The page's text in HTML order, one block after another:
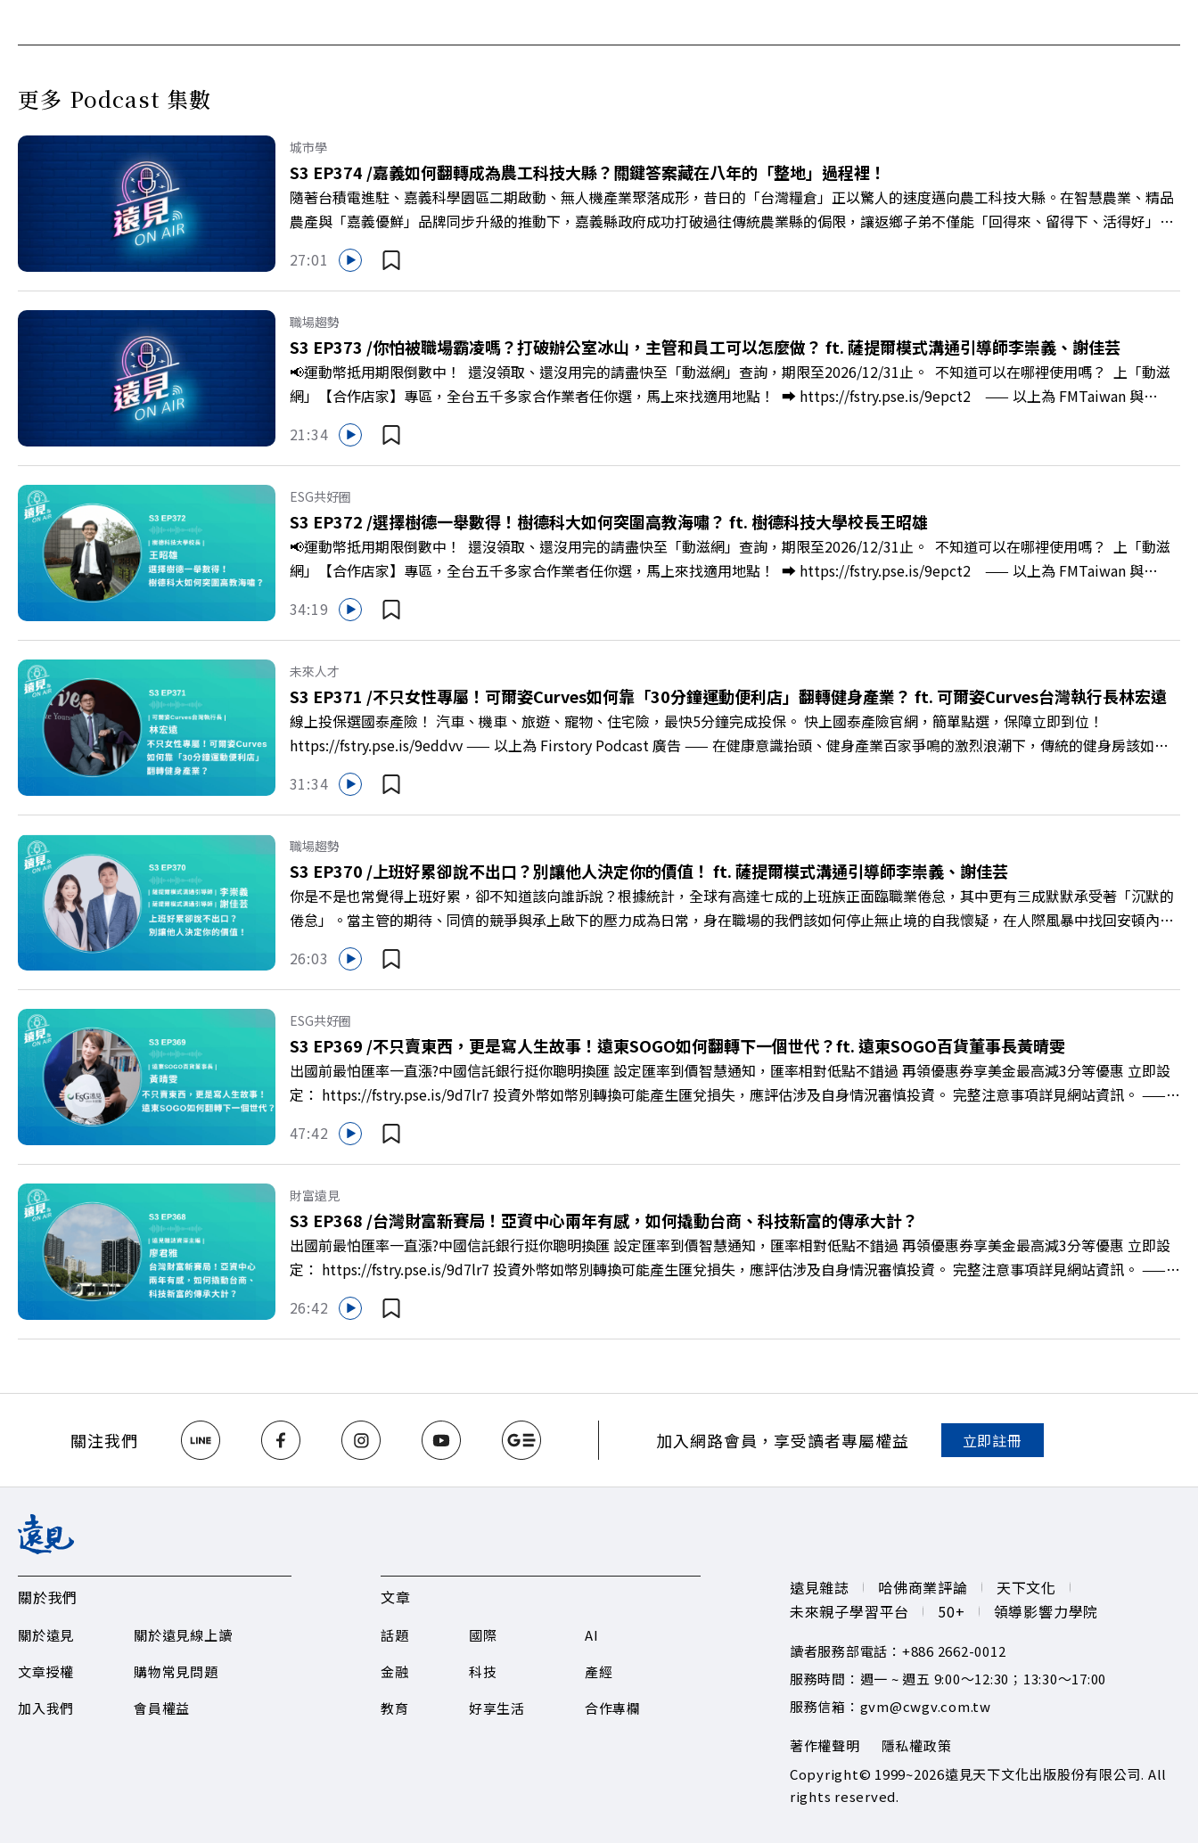
更多 Podcast 集數
城市學
S3 EP374 /嘉義如何翻轉成為農工科技大縣？關鍵答案藏在八年的「整地」過程裡！
隨著台積電進駐、嘉義科學園區二期啟動、無人機產業聚落成形，昔日的「台灣糧倉」正以驚人的速度邁向農工科技大縣。在智慧農業、精品
農產與「嘉義優鮮」品牌同步升級的推動下，嘉義縣政府成功打破過往傳統農業縣的侷限，讓返鄉子弟不僅能「回得來、留得下、活得好」，
更為地方累積迎向黃金十年的發展動能。 本集《遠見ON AIR》邀請嘉義縣長翁章梁、立法委員蔡易餘、財信傳媒集團董事長謝金河、紙風車
劇團創辦人李永豐、以及嘉義縣人力發展所所長許喻理。帶你深入剖析《嘉義被看見了》書中收錄的八年轉型故事，讀懂這段洗天換地的歷
程，並共同看見下一個黃金十年的發展藍圖！ 🔺翁章梁縣長如何攜手團隊，在大牌林立的科技版圖中搶先卡位亞創中心？🔺品牌如何雙重升
級，化傳統作物為高價值的精品品牌？🔺如何將自身的失敗學，轉化為凝聚團隊與縣民認同感的力量？🔺在迎向黃金十年的新局下，嘉義如何
打造子弟能安心安居的未來？ 主持人／遠見雜誌副社長兼遠見智庫總編輯 李建興 與談人／嘉義縣縣長 翁章梁、立法委員 蔡易餘、財信傳媒集
團董事長 謝金河、紙風車劇團創辦人 李永豐、嘉義縣人力發展所所長 許喻理+++++🎂歡慶遠見40歲生日！手速搶下破天荒的獨家優惠
>>>https://gvmkt.pse.is/9e5pbz✨關注《遠見》更多的社群：LINE：https://reurl.cc/A4ELQpIG：https://bit.ly/3AjBWNVYT：
27:01
職場趨勢
S3 EP373 /你怕被職場霸凌嗎？打破辦公室冰山，主管和員工可以怎麼做？ ft. 薩提爾模式溝通引導師李崇義、謝佳芸
📢運動幣抵用期限倒數中！ 還沒領取、還沒用完的請盡快至「動滋網」查詢，期限至2026/12/31止。 不知道可以在哪裡使用嗎？ 上「動滋
網」【合作店家】專區，全台五千多家合作業者任你選，馬上來找適用地點！ ➡️ https://fstry.pse.is/9epct2 —— 以上為 FMTaiwan 與
Firstory Podcast 廣告 —— 你常在職場中感到焦慮、害怕犯錯，甚至覺得自己正遭受不友善的對待或霸凌嗎？當工作中的人際摩擦、怕輸怕失
敗的緊繃感成為日常，我們不能只是委屈討好或一味逃避，更需要學會看透人際互動底層的「職場冰山」。 本集《遠見 ON AIR》邀請到薩提
爾模式溝通引導師、天下文化新書《透視職場冰山》作者李崇義與謝佳芸老師，帶你透過「冰山理論」拆解職場上的對立與衝突，學會用「好
奇」代替「批判」。即使在變動快速的AI時代，也能幫自己打造不被成敗輕易定義的強韌自我。 🔺 職場衝突與霸凌從何而來？🔺 如何用「冰
山對話」看穿主管焦慮，將對立化為合作？🔺 怎麼做到「好奇少一點、批判少一點」？🔺 面對AI時代的職涯焦慮，如何把自我價值打分權拿回
手裡？ +++++📓《透視職場冰山》新書介紹>>>https://bookzone.cwgv.com.tw/book/BWL108🎂歡慶遠見40歲生日！手速搶下破天荒的獨
家優惠>>>https://gvmkt.pse.is/9e5pbz✨關注《遠見》更多的社群：LINE：https://reurl.cc/A4ELQpIG：https://bit.ly/3AjBWNVYT：
21:34
ESG共好圈
S3 EP372 /選擇樹德一舉數得！樹德科大如何突圍高教海嘯？ ft. 樹德科技大學校長王昭雄
📢運動幣抵用期限倒數中！ 還沒領取、還沒用完的請盡快至「動滋網」查詢，期限至2026/12/31止。 不知道可以在哪裡使用嗎？ 上「動滋
網」【合作店家】專區，全台五千多家合作業者任你選，馬上來找適用地點！ ➡️ https://fstry.pse.is/9epct2 —— 以上為 FMTaiwan 與
Firstory Podcast 廣告 —— 在少子化浪潮、私校面臨退場海嘯的嚴峻考驗下，南台灣的技職學校該如何轉型突圍？ 本集《遠見ON AIR》邀請
到樹德科技大學校長王昭雄，帶你解析樹德科大如何打造出兼顧學校永續發展與地方創生的技職教育新典範！ 🔺如何從「傳統私校」轉型為
「產學無縫接軌者」？ 🔺AI如何深度賦能設計與人文學科學群？ 🔺首創「菲律賓半導體專班」！驚豔科技界的國際精準育才 🔺一舉拿下4大
USR專案！深耕地方的溫暖社會責任平台 主持人／遠見雜誌副社長兼遠見智庫總編輯 李建興 與談人／樹德科技大學校長 王昭雄 +++++ 🎂歡
慶遠見40歲生日！手速搶下破天荒的獨家優惠 >>>https://gvmkt.pse.is/9e5pbz ✨關注《遠見》更多的社群： LINE：
https://reurl.cc/A4ELQp IG：https://bit.ly/3AjBWNV YT：https://bit.ly/38jNi9k Powered by Firstory Hosting
34:19
未來人才
S3 EP371 /不只女性專屬！可爾姿Curves如何靠「30分鐘運動便利店」翻轉健身產業？ ft. 可爾姿Curves台灣執行長林宏遠
線上投保選國泰產險！ 汽車、機車、旅遊、寵物、住宅險，最快5分鐘完成投保。 快上國泰產險官網，簡單點選，保障立即到位！
https://fstry.pse.is/9eddvv —— 以上為 Firstory Podcast 廣告 —— 在健康意識抬頭、健身產業百家爭鳴的激烈浪潮下，傳統的健身房該如何
轉型突圍？ 本集《遠見ON AIR》邀請到可爾姿Curves台灣執行長林宏遠，帶你解析可爾姿如何打造出兼顧健康生活與女力創業的健身新契
機！ 🔺如何從「傳統大型健身房」轉型為「社區運動便利店」？ 🔺運動如何落實最貼心的「女性專屬、零壓力」空間？ 🔺對抗肌少症、預防
高齡化！驚豔醫學界的「社會處方」 🔺超高加盟成功率！為無數女性圓夢的「女力互助與微型創業平台」 主持人／遠見雜誌副社長兼遠見智
庫總編輯 李建興 與談人／可爾姿Curves台灣執行長 林宏遠 +++++ 🫧清除腦袋的盲點，也順手理清生活的雜亂。 點開看質感養成術>>
https://gvmkt.pse.is/9al3px ✨關注《遠見》更多的社群： LINE：https://reurl.cc/A4ELQp IG：https://bit.ly/3AjBWNV YT：
https://bit.ly/38jNi9k Powered by Firstory Hosting
31:34
職場趨勢
S3 EP370 /上班好累卻說不出口？別讓他人決定你的價值！ ft. 薩提爾模式溝通引導師李崇義、謝佳芸
你是不是也常覺得上班好累，卻不知道該向誰訴說？根據統計，全球有高達七成的上班族正面臨職業倦怠，其中更有三成默默承受著「沉默的
倦怠」。當主管的期待、同儕的競爭與承上啟下的壓力成為日常，身在職場的我們該如何停止無止境的自我懷疑，在人際風暴中找回安頓內心
的力量？ 本集《遠見ON AIR》邀請新書《透視職場冰山》作者、薩提爾模式溝通引導師李崇義與謝佳芸，教你如何看穿職場底層的應對姿
態，以及在緊湊的職場節奏中，修煉安頓心法！ 🔺你的自我價值，難道只能由考績和主管來決定？ 🔺你或你的同事，正在用哪種「不一致」
的姿態應對壓力？ 🔺如何在中高壓的「三明治主管」困境中全身而退？ 主持人／遠見雜誌總編輯 林讓均 與談人／薩提爾模式溝通引導師、作
者 李崇義、謝佳芸 +++++ 🫧清除腦袋的盲點，也順手理清生活的雜亂。 點開看質感養成術>> https://gvmkt.pse.is/9al3px ✨關注《遠見》更
多的社群： LINE：https://reurl.cc/A4ELQp IG：https://bit.ly/3AjBWNV YT：https://bit.ly/38jNi9k Powered by Firstory Hosting
26:03
ESG共好圈
S3 EP369 /不只賣東西，更是寫人生故事！遠東SOGO如何翻轉下一個世代？ft. 遠東SOGO百貨董事長黃晴雯
出國前最怕匯率一直漲?中國信託銀行挺你聰明換匯 設定匯率到價智慧通知，匯率相對低點不錯過 再領優惠券享美金最高減3分等優惠 立即設
定： https://fstry.pse.is/9d7lr7 投資外幣如幣別轉換可能產生匯兌損失，應評估涉及自身情況審慎投資。 完整注意事項詳見網站資訊。 ——
以上為 Firstory Podcast 廣告 —— 在永續減碳、綠色消費與友善職場的變革浪潮下，傳統大流量、高耗能的百貨零售業該如何轉型突圍？ 本
集《遠見ON AIR》邀請到遠東SOGO百貨董事長黃晴雯，帶你解析遠東SOGO如何透過戰略布局，打造出兼顧企業獲利與社會共好的綠色零售
新契機！ 🔺如何從單純百貨專櫃轉型為有溫度的利他平台？ 🔺最難節能的零售業如何落實「EP100」能效倍增計畫？ 🔺成功推動育嬰留停、
男同仁樂意成家！驚豔業界的「生育代理人制度」 🔺最有人情味的文化橋梁！從社會創新到經典「日本展」的共好實踐 主持人／遠見雜誌副
社長兼遠見智庫總編輯 李建興 與談人／遠東SOGO百貨董事長 黃晴雯 +++++ 🫧清除腦袋的盲點，也順手理清生活的雜亂。 點開看質感養成術
>> https://gvmkt.pse.is/9al3px ✨關注《遠見》更多的社群： LINE：https://reurl.cc/A4ELQp IG：https://bit.ly/3AjBWNV YT：
https://bit.ly/38jNi9k Powered by Firstory Hosting
47:42
財富遠見
S3 EP368 /台灣財富新賽局！亞資中心兩年有感，如何撬動台商、科技新富的傳承大計？
出國前最怕匯率一直漲?中國信託銀行挺你聰明換匯 設定匯率到價智慧通知，匯率相對低點不錯過 再領優惠券享美金最高減3分等優惠 立即設
定： https://fstry.pse.is/9d7lr7 投資外幣如幣別轉換可能產生匯兌損失，應評估涉及自身情況審慎投資。 完整注意事項詳見網站資訊。 ——
以上為 Firstory Podcast 廣告 —— 如果有一天，台灣成為亞洲新一代的財富調度與資產管理重鎮，你的資產配置會怎麼變？在政府力推「亞洲
資產管理中心」政策、高雄專區成立滿週年的關鍵時刻，台灣的投信、信託與財富管理業務，正迎來史詩級的法規鬆綁與資金浪潮。 本集《遠
見ON AIR》邀請到遠見資深主編廖君雅，帶你解析這場台灣史上最大規模的財富版圖重組。 🔺資產管理大躍進！台灣憑什麼挑戰亞太金融重
一週年！如何打造在地財富生態系？ 主持人／遠見雜誌總編輯 林讓均 與談人／遠見雜誌資深主編 廖君雅 +++++ 💰更多專題導覽
關注《遠見》更多的社群： LINE：https://reurl.cc/A4ELQp IG：https://bit.ly/3AjBWNV YT：https://bit.ly/38jNi9k Powered by Firstory
Hosting
26:42
關注我們 加入網路會員，享受讀者專屬權益 立即註冊
關於我們
關於遠見
文章授權
加入我們
關於遠見線上讀
購物常見問題​
會員權益
文章
話題
金融
教育
國際
科技
好享生活
AI
產經
合作專欄
遠見雜誌 哈佛商業評論
天下文化
未來親子學習平台
50+ 領導影響力學院
讀者服務部電話：+886 2662-0012
服務時間：週一 ~ 週五 9:00～12:30；13:30～17:00
服務信箱：gvm@cwgv.com.tw
著作權聲明
隱私權政策
Copyright© 1999~2026遠見天下文化出版股份有限公司. All
rights reserved.